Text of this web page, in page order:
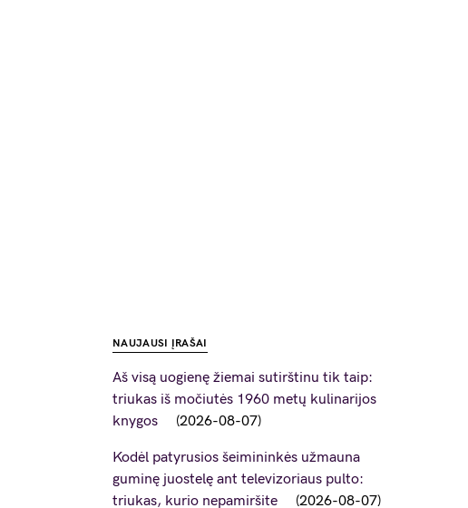
NAUJAUSI ĮRAŠAI
Aš visą uogienę žiemai sutirštinu tik taip:
triukas iš močiutės 1960 metų kulinarijos
knygos
2026-08-07
Kodėl patyrusios šeimininkės užmauna
guminę juostelę ant televizoriaus pulto:
triukas, kurio nepamiršite
2026-08-07